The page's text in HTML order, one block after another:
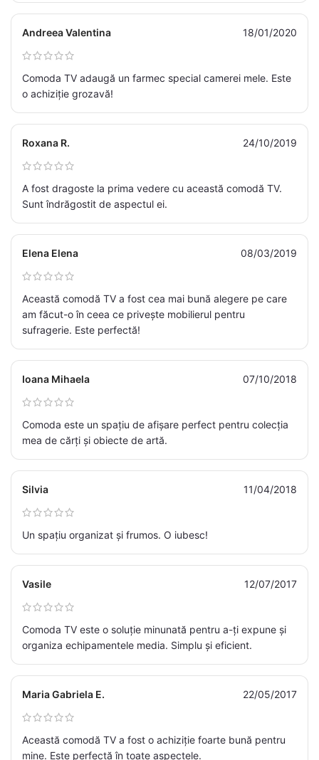
Andreea Valentina 18/01/2020
Comoda TV adaugă un farmec special camerei mele. Este
o achiziție grozavă!
Roxana R. 24/10/2019
A fost dragoste la prima vedere cu această comodă TV.
Sunt îndrăgostit de aspectul ei.
Elena Elena 08/03/2019
Această comodă TV a fost cea mai bună alegere pe care
am făcut-o în ceea ce privește mobilierul pentru
sufragerie. Este perfectă!
Ioana Mihaela 07/10/2018
Comoda este un spațiu de afișare perfect pentru colecția
mea de cărți și obiecte de artă.
Silvia 11/04/2018
Un spațiu organizat și frumos. O iubesc!
Vasile 12/07/2017
Comoda TV este o soluție minunată pentru a-ți expune și
organiza echipamentele media. Simplu și eficient.
Maria Gabriela E. 22/05/2017
Această comodă TV a fost o achiziție foarte bună pentru
mine. Este perfectă în toate aspectele.